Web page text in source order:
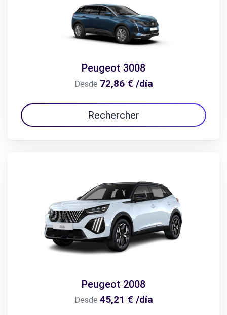
Peugeot 3008
Desde 72,86 € /día
Rechercher
Peugeot 2008
Desde 45,21 € /día